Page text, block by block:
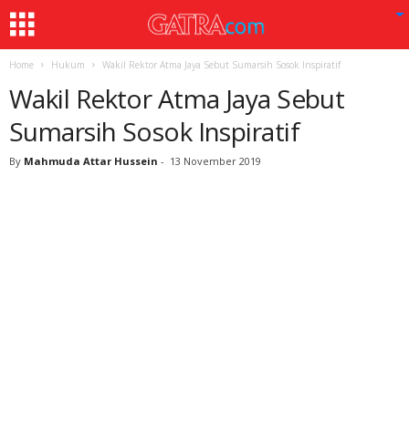
Home Hukum Wakil Rektor Atma Jaya Sebut Sumarsih Sosok Inspiratif
Wakil Rektor Atma Jaya Sebut
Sumarsih Sosok Inspiratif
By Mahmuda Attar Hussein - 13 November 2019